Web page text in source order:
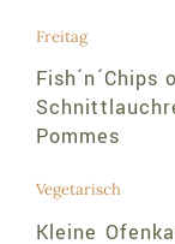
Freitag
Pommes
Vegetarisch
Kleine